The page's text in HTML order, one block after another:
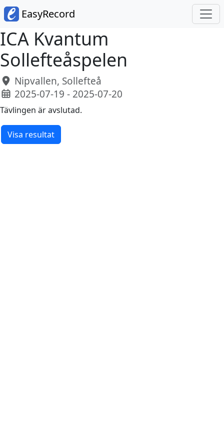
EasyRecord
ICA Kvantum
Sollefteåspelen
Nipvallen, Sollefteå
2025-07-19 - 2025-07-20
Tävlingen är avslutad.
Visa resultat